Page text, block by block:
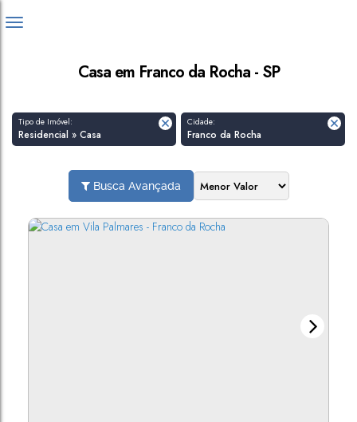
Casa em Franco da Rocha - SP
Tipo de Imóvel:
Residencial » Casa
Cidade:
Franco da Rocha
Busca Avançada